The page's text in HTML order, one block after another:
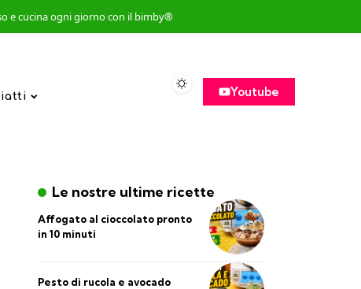
e cucina ogni giorno con il bimby®
Youtube
Le nostre ultime ricette
Affogato al cioccolato pronto
in 10 minuti
Pesto di rucola e avocado